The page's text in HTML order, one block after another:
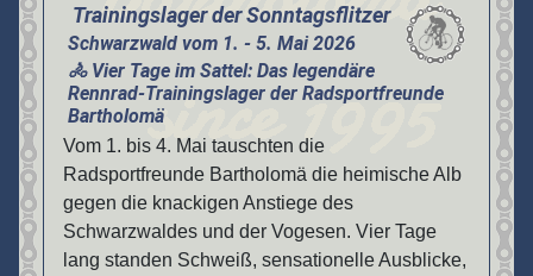
Trainingslager der Sonntagsflitzer
Schwarzwald vom 1. - 5. Mai 2026
🚴 Vier Tage im Sattel: Das legendäre
Rennrad-Trainingslager der Radsportfreunde
Bartholomä
Vom 1. bis 4. Mai tauschten die
Radsportfreunde Bartholomä die heimische Alb
gegen die knackigen Anstiege des
Schwarzwaldes und der Vogesen. Vier Tage
lang standen Schweiß, sensationelle Ausblicke,